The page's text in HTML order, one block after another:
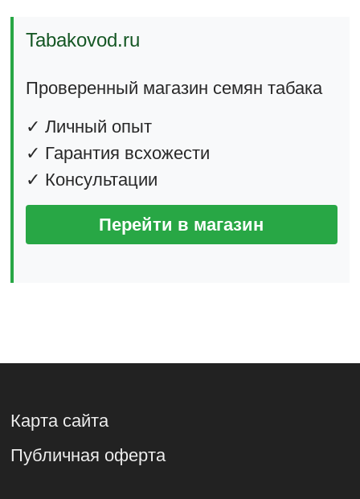
Tabakovod.ru
Проверенный магазин семян табака
✓ Личный опыт
✓ Гарантия всхожести
✓ Консультации
Перейти в магазин
Карта сайта
Публичная оферта